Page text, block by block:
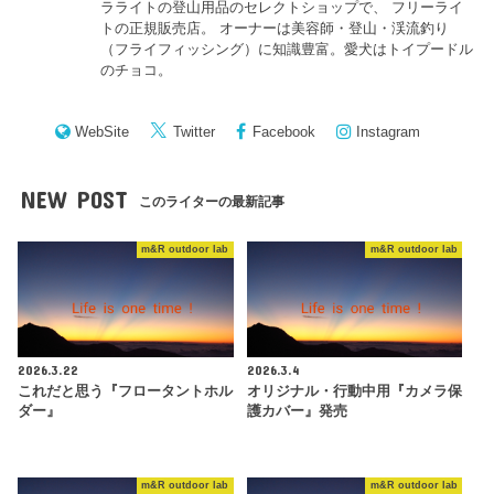
ラライトの登山用品のセレクトショップで、 フリーライ
トの正規販売店。 オーナーは美容師・登山・渓流釣り
（フライフィッシング）に知識豊富。愛犬はトイプードル
のチョコ。
WebSite Twitter Facebook Instagram
NEW POST このライターの最新記事
m&R outdoor lab
2026.3.22
これだと思う『フロータントホル
ダー』
m&R outdoor lab
2026.3.4
オリジナル・行動中用『カメラ保
護カバー』発売
m&R outdoor lab m&R outdoor lab